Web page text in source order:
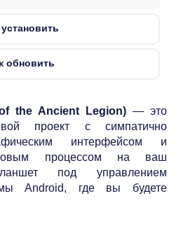
установить
обновить
the Ancient Legion) — это
проект с симпатично
интерфейсом и
процессом на ваш
под управлением
Android, где вы будете